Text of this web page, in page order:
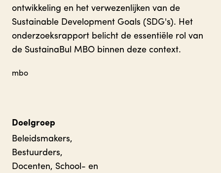
ontwikkeling en het verwezenlijken van de
Sustainable Development Goals (SDG's). Het
onderzoeksrapport belicht de essentiële rol van
de SustainaBul MBO binnen deze context.
mbo
Doelgroep
Beleidsmakers,
Bestuurders,
Docenten, School- en